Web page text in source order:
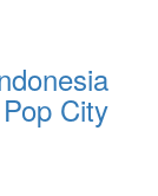
City